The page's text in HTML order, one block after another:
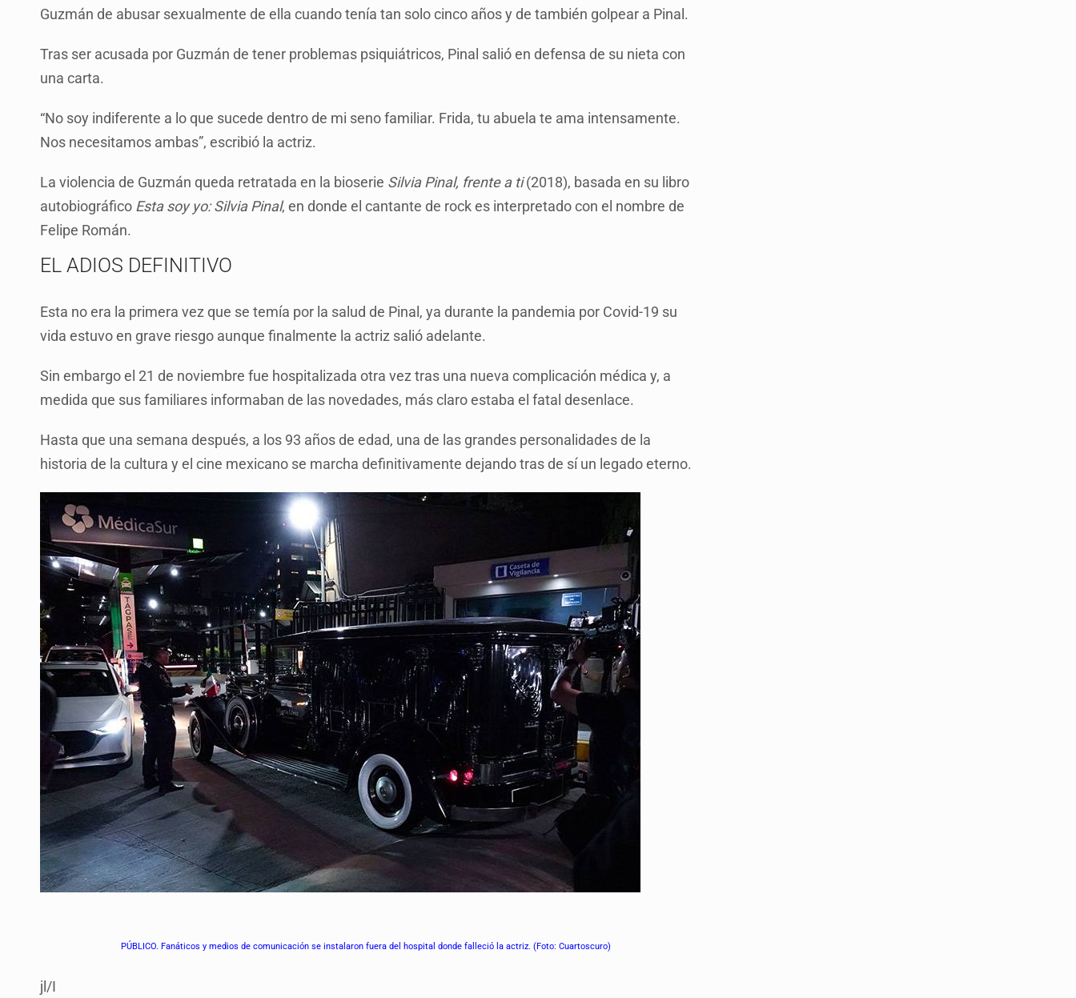
Guzmán de abusar sexualmente de ella cuando tenía tan solo cinco años y de también golpear a Pinal.
Tras ser acusada por Guzmán de tener problemas psiquiátricos, Pinal salió en defensa de su nieta con
una carta.
“No soy indiferente a lo que sucede dentro de mi seno familiar. Frida, tu abuela te ama intensamente.
Nos necesitamos ambas”, escribió la actriz.
La violencia de Guzmán queda retratada en la bioserie Silvia Pinal, frente a ti(2018), basada en su libro
autobiográfico Esta soy yo: Silvia Pinal, en donde el cantante de rock es interpretado con el nombre de
Felipe Román.
EL ADIOS DEFINITIVO
Esta no era la primera vez que se temía por la salud de Pinal, ya durante la pandemia por Covid-19 su
vida estuvo en grave riesgo aunque finalmente la actriz salió adelante.
Sin embargo el 21 de noviembre fue hospitalizada otra vez tras una nueva complicación médica y, a
medida que sus familiares informaban de las novedades, más claro estaba el fatal desenlace.
Hasta que una semana después, a los 93 años de edad, una de las grandes personalidades de la
historia de la cultura y el cine mexicano se marcha definitivamente dejando tras de sí un legado eterno.
PÚBLICO. Fanáticos y medios de comunicación se instalaron fuera del hospital donde falleció la actriz. (Foto: Cuartoscuro)
jl/I